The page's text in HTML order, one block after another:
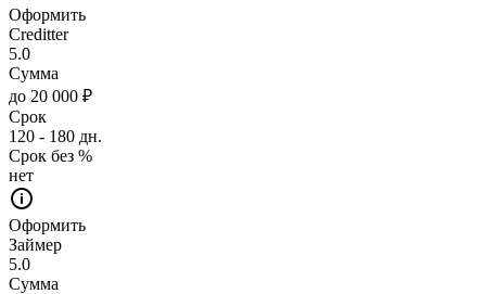
Оформить
Creditter
5.0
Сумма
до 20 000 ₽
Срок
120 - 180 дн.
Срок без %
нет
Оформить
Займер
5.0
Сумма